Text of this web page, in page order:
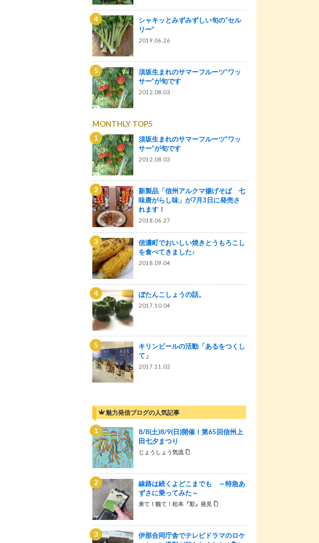
シャキッとみずみずしい旬の“セル
リー”
2019.06.26
須坂生まれのサマーフルーツ”ワッ
サー”が旬です
2012.08.03
MONTHLY TOP5
須坂生まれのサマーフルーツ”ワッ
サー”が旬です
2012.08.03
新製品「信州アルクマ揚げそば 七
味唐がらし味」が7月3日に発売さ
れます！
2018.06.27
信濃町でおいしい焼きとうもろこし
を食べてきました♪
2018.09.04
ぼたんこしょうの話。
2017.10.04
キリンビールの活動「あるをつくし
て」
2017.11.02
魅力発信ブログの人気記事
8/8(土)8/9(日)開催！第65回信州上
田七夕まつり
じょうしょう気流
線路は続くよどこまでも ～特急あ
ずさに乗ってみた～
来て！観て！松本『彩』発見
伊那合同庁舎でテレビドラマのロケ